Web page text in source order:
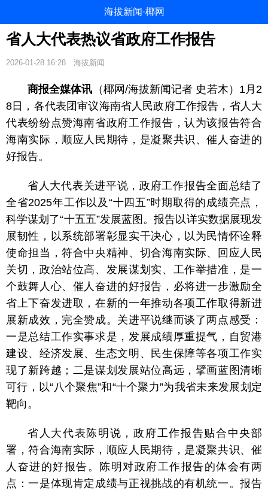
海拔新闻·椰网
省人大代表热议省政府工作报告
2026-01-28 16:28 海拔新闻
商报全媒体讯 （椰网/海拔新闻记者 史若木）1月2
8日，各代表团审议海南省人民政府工作报告，省人大
代表纷纷点赞海南省政府工作报告，认为该报告符合
海南实际，顺应人民期待，是凝聚共识、催人奋进的
好报告。
省人大代表关进平说，政府工作报告全面总结了
全省2025年工作以及“十四五”时期取得的成绩亮点，
科学谋划了“十五五”发展蓝图。报告以详实数据展现发
展韧性，以系统部署彰显实干决心，以为民情怀诠释
使命担当，符合中央精神、切合海南实际、回应人民
关切，政治站位高、发展谋划实、工作举措准，是一
个鼓舞人心、催人奋进的好报告，必将进一步激励全
省上下奋发进取，在新的一年推动各项工作取得新进
展新成效，完全赞成。关进平说继而谈了两点感受：
一是总结工作实事求是，发展成绩厚重提气，自贸港
建设、经济发展、生态文明、民生保障等各项工作实
现了新跨越；二是谋划发展站位高远，擘画蓝图清晰
可行，以“八个聚焦”和“十个聚力”为我省未来发展划定
靶向。
省人大代表陈明说，政府工作报告贴合中央部
署，符合海南实际，顺应人民期待，是凝聚共识、催
人奋进的好报告。陈明对政府工作报告的体会有两
点：一是体现肯定成绩与正视挑战的有机统一。报告